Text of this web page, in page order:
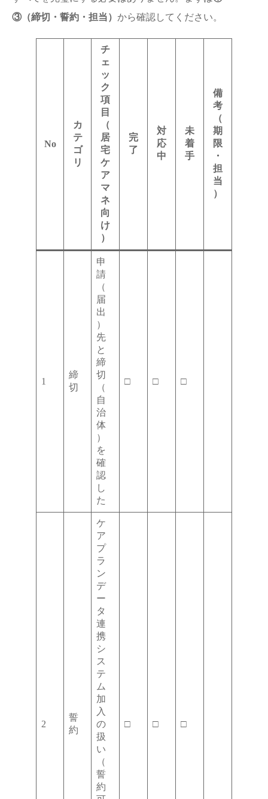
③（締切・誓約・担当） から確認してください。
No
カ
テ
ゴ
リ
チ
ェ
ッ
ク
項
目
（
居
宅
ケ
ア
マ
ネ
向
け
）
完
了
対
応
中
未
着
手
備
考
（
期
限
・
担
当
）
1
締
切
申
請
（
届
出
）
先
と
締
切
（
自
治
体
）
を
確
認
し
た
□ □ □
2
誓
約
ケ
ア
プ
ラ
ン
デ
ー
タ
連
携
シ
ス
テ
ム
加
入
の
扱
い
（
誓
約
□ □ □